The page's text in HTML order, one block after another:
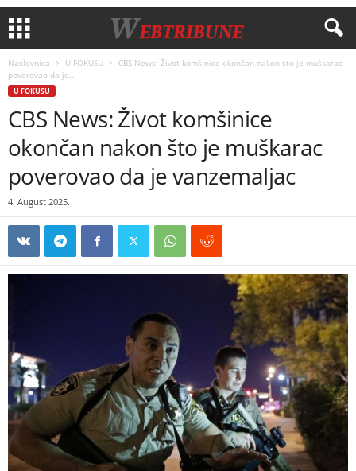
Naslovnica U FOKUSU
CBS News: Život komšinice okončan nakon što je muškarac
poverovao da je...
U FOKUSU
CBS News: Život komšinice
okončan nakon što je muškarac
poverovao da je vanzemaljac
4. August 2025.